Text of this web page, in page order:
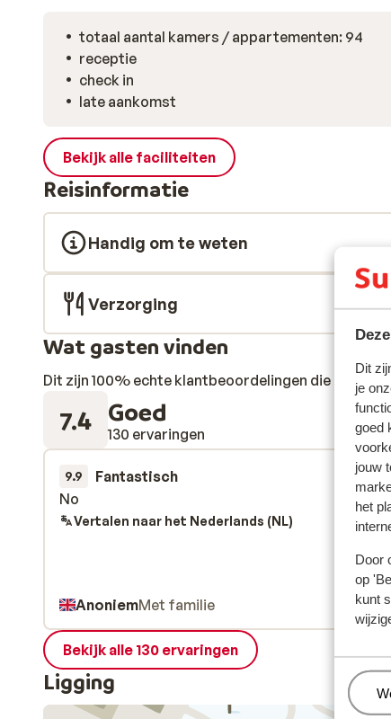
Dit
je
goed
jouw
het
Door
op
kunt
totaal aantal kamers / appartementen: 94
receptie
check in
late aankomst
Bekijk alle faciliteiten
Reisinformatie
Handig om te weten
Verzorging
Wat gasten vinden
Dit zijn 100% echte klantbeoordelingen die hun
7.4 Goed
130 ervaringen
9.9 Fantastisch
4
No
No
Vertalen naar het Nederlands (NL)
AnoniemMet familie
Bekijk alle 130 ervaringen
Ligging